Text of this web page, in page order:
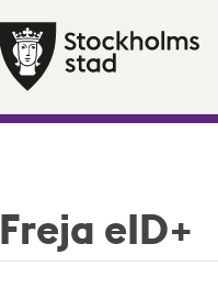
Freja eID+